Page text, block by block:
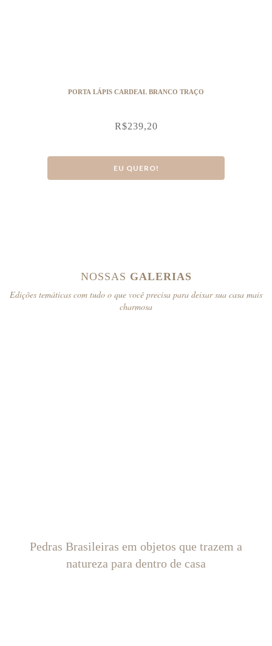
PORTA LÁPIS CARDEAL BRANCO TRAÇO
R$239,20
EU QUERO!
NOSSAS GALERIAS
Edições temáticas com tudo o que você precisa para deixar sua casa mais
charmosa
Pedras Brasileiras em objetos que trazem a
natureza para dentro de casa